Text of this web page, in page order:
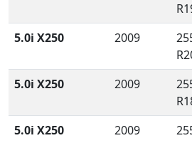
5.0i X250 2009
5.0i X250 2009
5.0i X250 2009